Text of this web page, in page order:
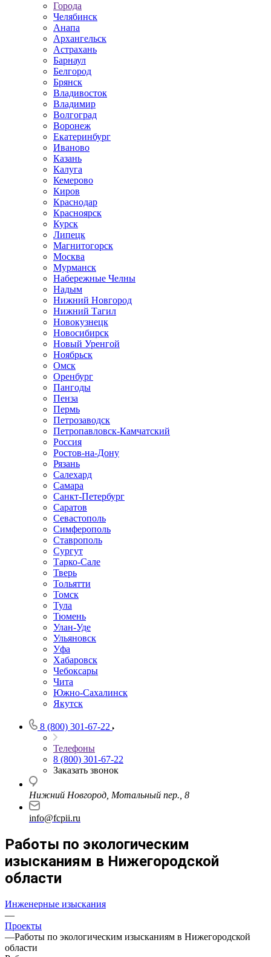
Города
Челябинск
Анапа
Архангельск
Астрахань
Барнаул
Белгород
Брянск
Владивосток
Владимир
Волгоград
Воронеж
Екатеринбург
Иваново
Казань
Калуга
Кемерово
Киров
Краснодар
Красноярск
Курск
Липецк
Магнитогорск
Москва
Мурманск
Набережные Челны
Надым
Нижний Новгород
Нижний Тагил
Новокузнецк
Новосибирск
Новый Уренгой
Ноябрьск
Омск
Оренбург
Пангоды
Пенза
Пермь
Петрозаводск
Петропавловск-Камчатский
Россия
Ростов-на-Дону
Рязань
Салехард
Самара
Санкт-Петербург
Саратов
Севастополь
Симферополь
Ставрополь
Сургут
Тарко-Сале
Тверь
Тольятти
Томск
Тула
Тюмень
Улан-Уде
Ульяновск
Уфа
Хабаровск
Чебоксары
Чита
Южно-Сахалинск
Якутск
8 (800) 301-67-22
Телефоны
8 (800) 301-67-22
Заказать звонок
Нижний Новгород, Мотальный пер., 8
info@fcpii.ru
Работы по экологическим
изысканиям в Нижегородской
области
Инженерные изыскания
—
Проекты
—Работы по экологическим изысканиям в Нижегородской
области